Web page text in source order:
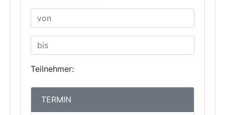
Teilnehmer:
TERMIN